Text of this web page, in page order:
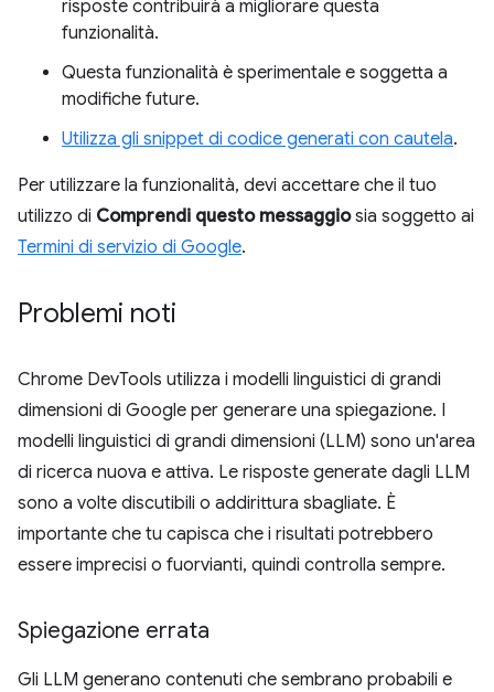
risposte contribuirà a migliorare questa
funzionalità.
Questa funzionalità è sperimentale e soggetta a
modifiche future.
Utilizza gli snippet di codice generati con cautela.
Per utilizzare la funzionalità, devi accettare che il tuo
utilizzo di Comprendi questo messaggiosia soggetto ai
Termini di servizio di Google.
Problemi noti
Chrome DevTools utilizza i modelli linguistici di grandi
dimensioni di Google per generare una spiegazione. I
modelli linguistici di grandi dimensioni (LLM) sono un'area
di ricerca nuova e attiva. Le risposte generate dagli LLM
sono a volte discutibili o addirittura sbagliate. È
importante che tu capisca che i risultati potrebbero
essere imprecisi o fuorvianti, quindi controlla sempre.
Spiegazione errata
Gli LLM generano contenuti che sembrano probabili e